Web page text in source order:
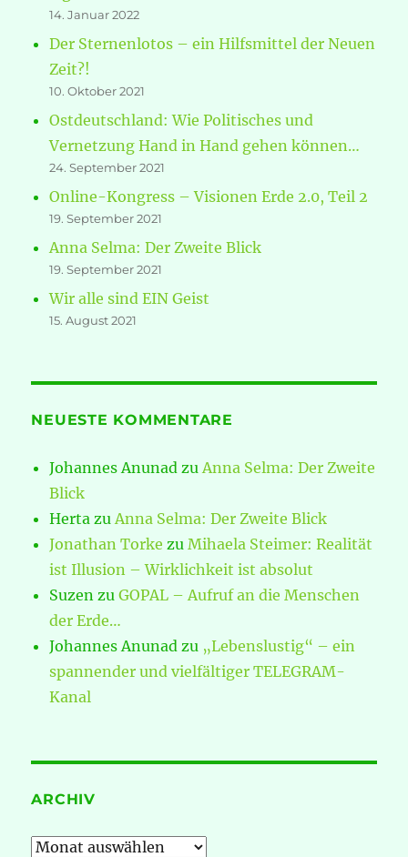
14. Januar 2022
Der Sternenlotos – ein Hilfsmittel der Neuen
Zeit?!
10. Oktober 2021
Ostdeutschland: Wie Politisches und
Vernetzung Hand in Hand gehen können…
24. September 2021
Online-Kongress – Visionen Erde 2.0, Teil 2
19. September 2021
Anna Selma: Der Zweite Blick
19. September 2021
Wir alle sind EIN Geist
15. August 2021
NEUESTE KOMMENTARE
Johannes Anunad zuAnna Selma: Der Zweite
Blick
Herta zuAnna Selma: Der Zweite Blick
Jonathan Torke zuMihaela Steimer: Realität
ist Illusion – Wirklichkeit ist absolut
Suzen zuGOPAL – Aufruf an die Menschen
der Erde…
Johannes Anunad zu „Lebenslustig“ – ein
spannender und vielfältiger TELEGRAM-
Kanal
ARCHIV
Archiv